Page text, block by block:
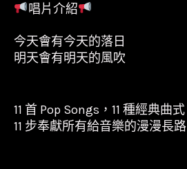
唱片介紹
今天會有今天的落日
明天會有明天的風吹
11 首 Pop Songs，11 種經典曲式
11 步奉獻所有給音樂的漫漫長路